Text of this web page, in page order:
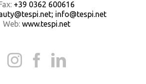
+39 0362 600616
info@tespi.net
Web: www.tespi.net